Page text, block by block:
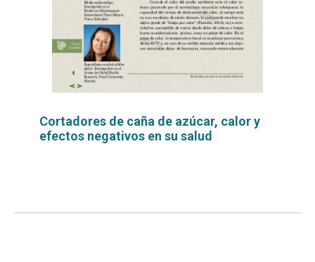
Cortadores de caña de azúcar, calor y
efectos negativos en su salud